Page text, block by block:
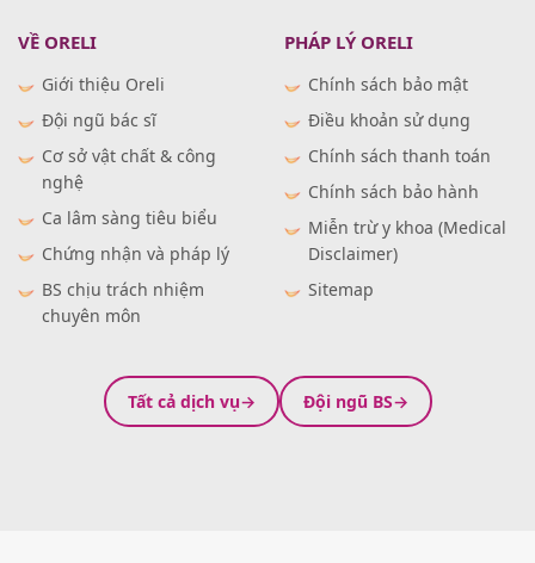
VỀ ORELI
Giới thiệu Oreli
Đội ngũ bác sĩ
Cơ sở vật chất & công
nghệ
Ca lâm sàng tiêu biểu
Chứng nhận và pháp lý
BS chịu trách nhiệm
chuyên môn
PHÁP LÝ ORELI
Chính sách bảo mật
Điều khoản sử dụng
Chính sách thanh toán
Chính sách bảo hành
Miễn trừ y khoa (Medical
Disclaimer)
Sitemap
Tất cả dịch vụ Đội ngũ BS